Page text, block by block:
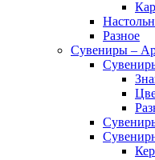
Разное
Сувениры –